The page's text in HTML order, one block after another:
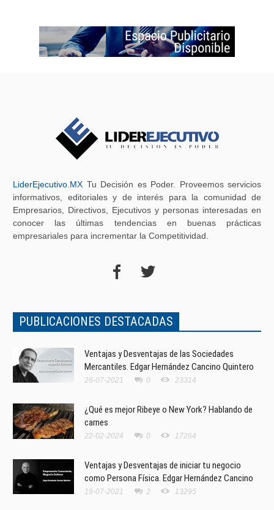
LiderEjecutivo.MX Tu Decisión es Poder. Proveemos servicios
informativos, editoriales y de interés para la comunidad de
Empresarios, Directivos, Ejecutivos y personas interesadas en
conocer las últimas tendencias en buenas prácticas
empresariales para incrementar la Competitividad.
PUBLICACIONES DESTACADAS
Ventajas y Desventajas de las Sociedades
Mercantiles. Edgar Hernández Cancino Quintero
26-07-2021 0 23314
¿Qué es mejor Ribeye o New York? Hablando de
carnes
22-02-2024 0 17264
Ventajas y Desventajas de iniciar tu negocio
como Persona Física. Edgar Hernández Cancino
19-07-2021 2 13295